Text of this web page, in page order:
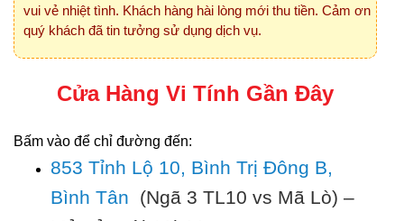
vui vẻ nhiệt tình. Khách hàng hài lòng mới thu tiền. Cảm ơn
quý khách đã tin tưởng sử dụng dịch vụ.
Cửa Hàng Vi Tính Gần Đây
Bấm vào để chỉ đường đến:
853 Tỉnh Lộ 10, Bình Trị Đông B,
Bình Tân
(Ngã 3 TL10 vs Mã Lò) –